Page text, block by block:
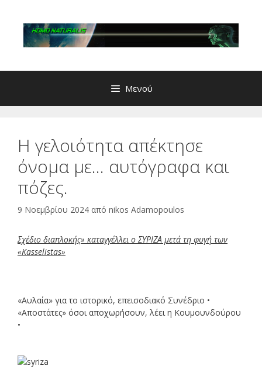
περιεχόμενο
Μενού
Η γελοιότητα απέκτησε
όνομα με… αυτόγραφα και
πόζες.
9 Νοεμβρίου 2024 από nikos Adamopoulos
Σχέδιο διαπλοκής» καταγγέλλει ο ΣΥΡΙΖΑ μετά τη φυγή των
«Kasselistas»
«Αυλαία» για το ιστορικό, επεισοδιακό Συνέδριο •
«Αποστάτες» όσοι αποχωρήσουν, λέει η Κουμουνδούρου
•